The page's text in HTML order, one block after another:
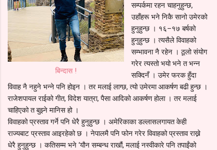
बिन्दास !
सम्पर्कमा रहन चाहनुहुन्छ,
उहाँहरू भने निकै सानो उमेरको
हुनुहुन्छ । १६–१७ बर्षको
हुनुहुन्छ । त्यसैले विवाहको
सम्भावना नै रहेन । ठूलो संयोग
गरेर त्यस्तो भयो भने त भन्न
सक्दिनँ । उमेर फरक हुँदा
विवाह नै नहुने भन्ने पनि होइन । तर मलाई लाग्छ, त्यो उमेरमा आकर्षण बढी हुन्छ ।
राजेशपायल राईको गीत, विदेश यात्रा, पैसा आदिको आकर्षण होला । तर मलाई
चाहिएको त बुझ्ने मानिस हो ।
विवाहको प्रस्ताव गर्ने पनि धेरै हुनुहुन्छ । अमेरिकाका डल्लासलगायत केही
राज्यबाट प्रस्ताव आइरहेको छ । नेपालमै पनि फोन गरेर विवाहको प्रस्ताव राख्ने
धेरै हुनुहुन्छ । कतिसम्म भने ‘यौन सम्बन्ध राखौं, मलाई नस्वीकारे पनि तपाईंको